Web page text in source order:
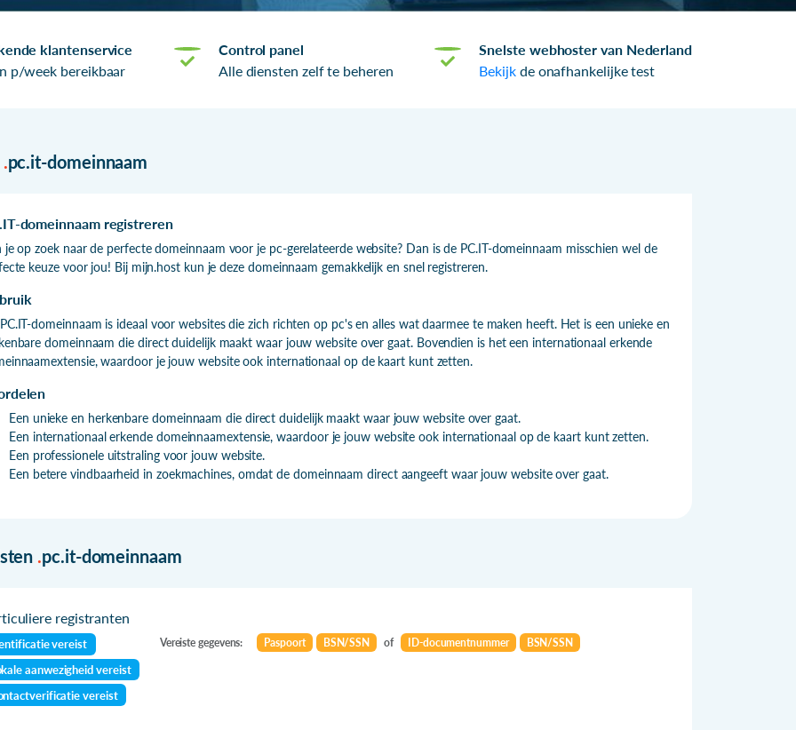
klantenservice
p/week bereikbaar
Control panel
Alle diensten zelf te beheren
Snelste webhoster van Nederland
Bekijkde onafhankelijke test
.pc.it-domeinnaam
domeinnaam registreren
je op zoek naar de perfecte domeinnaam voor je pc-gerelateerde website? Dan is de PC.IT-domeinnaam misschien wel de
keuze voor jou! Bij mijn.host kun je deze domeinnaam gemakkelijk en snel registreren.
domeinnaam is ideaal voor websites die zich richten op pc's en alles wat daarmee te maken heeft. Het is een unieke en
domeinnaam die direct duidelijk maakt waar jouw website over gaat. Bovendien is het een internationaal erkende
waardoor je jouw website ook internationaal op de kaart kunt zetten.
Een unieke en herkenbare domeinnaam die direct duidelijk maakt waar jouw website over gaat.
Een internationaal erkende domeinnaamextensie, waardoor je jouw website ook internationaal op de kaart kunt zetten.
Een professionele uitstraling voor jouw website.
Een betere vindbaarheid in zoekmachines, omdat de domeinnaam direct aangeeft waar jouw website over gaat.
.pc.it-domeinnaam
registranten
vereist
aanwezigheid vereist
vereist
Vereiste gegevens: Paspoort BSN/SSN of ID-documentnummer BSN/SSN